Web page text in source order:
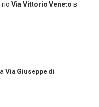
по Via Vittorio Veneto в
Via Giuseppe di